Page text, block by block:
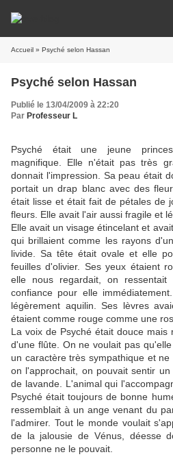
Accueil » Psyché selon Hassan
Psyché selon Hassan
Publié le 13/04/2009 à 22:20
Par Professeur L
Psyché était une jeune
magnifique. Elle n'était pas très
donnait l'impression. Sa peau était
portait un drap blanc avec des
était lisse et était fait de pétales de
fleurs. Elle avait l'air aussi fragile et
Elle avait un visage étincelant et
qui brillaient comme les rayons
livide. Sa tête était ovale et elle
feuilles d'olivier. Ses yeux étaient
elle nous regardait, on
confiance pour elle
légèrement aquilin. Ses lèvres
étaient comme rouge comme une
La voix de Psyché était douce mais
d'une flûte. On ne voulait pas
un caractère très sympathique et
on l'approchait, on pouvait sentir
de lavande. L'animal qui
Psyché était toujours de bonne
ressemblait à un ange venant du
l'admirer. Tout le monde voulait
de la jalousie de Vénus, déesse
personne ne le pouvait.